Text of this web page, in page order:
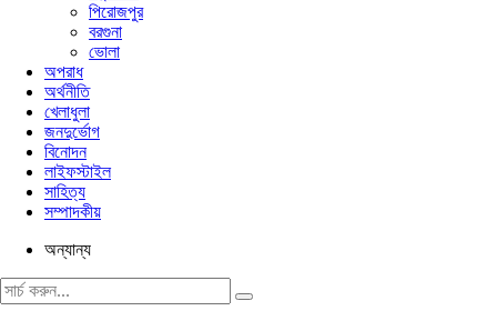
পিরোজপুর
বরগুনা
ভোলা
অপরাধ
অর্থনীতি
খেলাধুলা
জনদুর্ভোগ
বিনোদন
লাইফস্টাইল
সাহিত্য
সম্পাদকীয়
অন্যান্য